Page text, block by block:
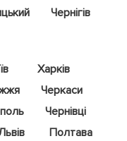
Чернігів
Харків
Черкаси
Чернівці
Полтава